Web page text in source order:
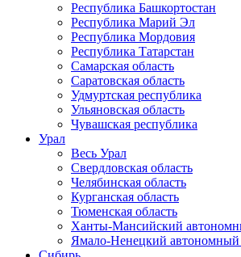
Республика Башкортостан
Республика Марий Эл
Республика Мордовия
Республика Татарстан
Самарская область
Саратовская область
Удмуртская республика
Ульяновская область
Чувашская республика
Урал
Весь Урал
Свердловская область
Челябинская область
Курганская область
Тюменская область
Ханты-Мансийский
Ямало-Ненецкий автономный